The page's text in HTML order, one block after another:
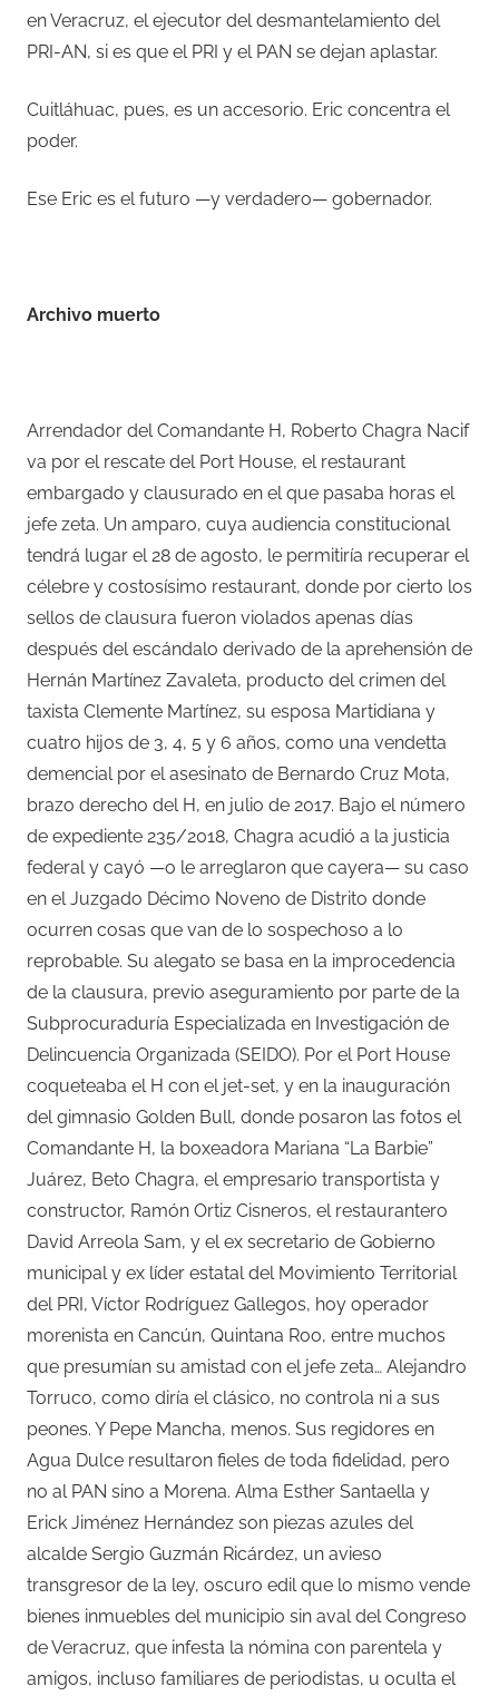
en Veracruz, el ejecutor del desmantelamiento del
PRI-AN, si es que el PRI y el PAN se dejan aplastar.
Cuitláhuac, pues, es un accesorio. Eric concentra el
poder.
Ese Eric es el futuro —y verdadero— gobernador.
Archivo muerto
Arrendador del Comandante H, Roberto Chagra Nacif
va por el rescate del Port House, el restaurant
embargado y clausurado en el que pasaba horas el
jefe zeta. Un amparo, cuya audiencia constitucional
tendrá lugar el 28 de agosto, le permitiría recuperar el
célebre y costosísimo restaurant, donde por cierto los
sellos de clausura fueron violados apenas días
después del escándalo derivado de la aprehensión de
Hernán Martínez Zavaleta, producto del crimen del
taxista Clemente Martínez, su esposa Martidiana y
cuatro hijos de 3, 4, 5 y 6 años, como una vendetta
demencial por el asesinato de Bernardo Cruz Mota,
brazo derecho del H, en julio de 2017. Bajo el número
de expediente 235/2018, Chagra acudió a la justicia
federal y cayó —o le arreglaron que cayera— su caso
en el Juzgado Décimo Noveno de Distrito donde
ocurren cosas que van de lo sospechoso a lo
reprobable. Su alegato se basa en la improcedencia
de la clausura, previo aseguramiento por parte de la
Subprocuraduría Especializada en Investigación de
Delincuencia Organizada (SEIDO). Por el Port House
coqueteaba el H con el jet-set, y en la inauguración
del gimnasio Golden Bull, donde posaron las fotos el
Comandante H, la boxeadora Mariana “La Barbie”
Juárez, Beto Chagra, el empresario transportista y
constructor, Ramón Ortiz Cisneros, el restaurantero
David Arreola Sam, y el ex secretario de Gobierno
municipal y ex líder estatal del Movimiento Territorial
del PRI, Víctor Rodríguez Gallegos, hoy operador
morenista en Cancún, Quintana Roo, entre muchos
que presumían su amistad con el jefe zeta… Alejandro
Torruco, como diría el clásico, no controla ni a sus
peones. Y Pepe Mancha, menos. Sus regidores en
Agua Dulce resultaron fieles de toda fidelidad, pero
no al PAN sino a Morena. Alma Esther Santaella y
Erick Jiménez Hernández son piezas azules del
alcalde Sergio Guzmán Ricárdez, un avieso
transgresor de la ley, oscuro edil que lo mismo vende
bienes inmuebles del municipio sin aval del Congreso
de Veracruz, que infesta la nómina con parentela y
amigos, incluso familiares de periodistas, u oculta el